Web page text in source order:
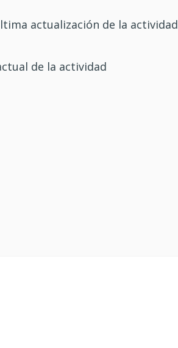
actualización de la actividad
de la actividad